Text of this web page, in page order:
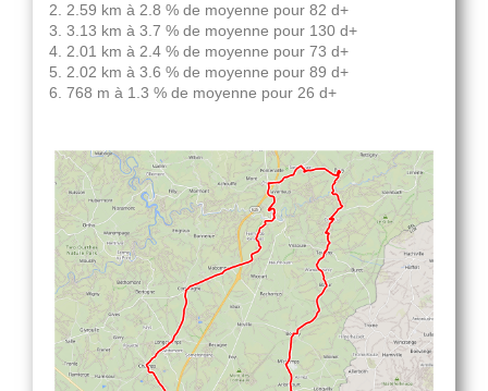
2. 2.59 km à 2.8 % de moyenne pour 82 d+
3. 3.13 km à 3.7 % de moyenne pour 130 d+
4. 2.01 km à 2.4 % de moyenne pour 73 d+
5. 2.02 km à 3.6 % de moyenne pour 89 d+
6. 768 m à 1.3 % de moyenne pour 26 d+